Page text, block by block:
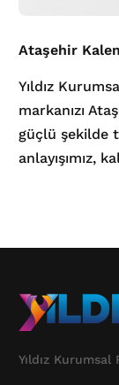
Ataşehir
Yıldız
markanızı
güçlü şekilde
anlayışımız,
Yıldız